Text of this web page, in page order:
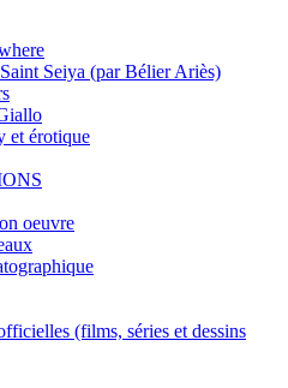
Seiya (par Bélier Ariès)
et érotique
oeuvre
(films, séries et dessins